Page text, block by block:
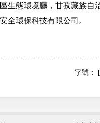
態環境廳，甘孜藏族自
全環保科技有限公司。
字號：